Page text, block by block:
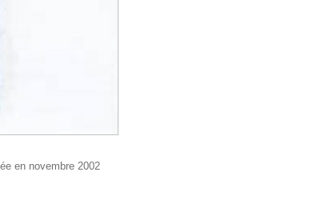
en novembre 2002